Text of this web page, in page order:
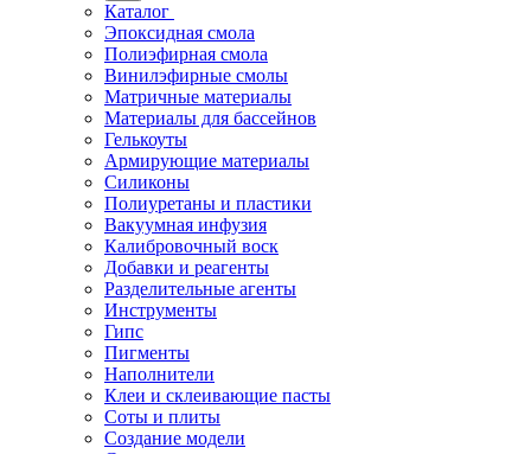
Каталог
Эпоксидная смола
Полиэфирная смола
Винилэфирные смолы
Матричные материалы
Материалы для бассейнов
Гелькоуты
Армирующие материалы
Силиконы
Полиуретаны и пластики
Вакуумная инфузия
Калибровочный воск
Добавки и реагенты
Разделительные агенты
Инструменты
Гипс
Пигменты
Наполнители
Клеи и склеивающие пасты
Соты и плиты
Создание модели